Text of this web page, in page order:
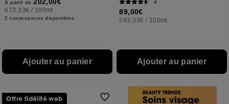
À partir de
673,33€ / 100ml
2 contenances disponibles
Ajouter au panier
4
89,00€
593,33€ / 100ml
Ajouter au panier
Offre fidélité web